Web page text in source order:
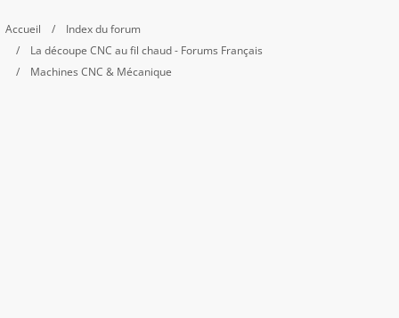
Accueil
Index du forum
La découpe CNC au fil chaud - Forums Français
Machines CNC & Mécanique